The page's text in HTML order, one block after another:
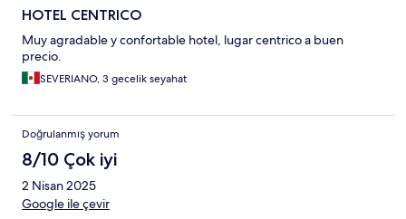
HOTEL CENTRICO
Muy agradable y confortable hotel, lugar centrico a buen
precio.
SEVERIANO, 3 gecelik seyahat
Doğrulanmış yorum
8/10 Çok iyi
2 Nisan 2025
Google ile çevir